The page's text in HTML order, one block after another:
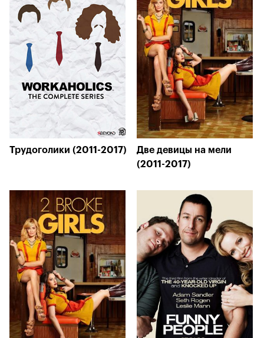
Трудоголики (2011-2017)
Две девицы на мели
(2011-2017)